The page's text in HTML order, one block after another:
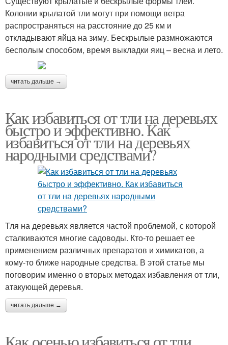
Колонии крылатой тли могут при помощи ветра
распространяться на расстояние до 25 км и
откладывают яйца на зиму. Бескрылые размножаются
бесполым способом, время выкладки яиц – весна и лето.
читать дальше →
Как избавиться от тли на деревьях
быстро и эффективно. Как
избавиться от тли на деревьях
народными средствами?
Тля на деревьях является частой проблемой, с которой
сталкиваются многие садоводы. Кто-то решает ее
применением различных препаратов и химикатов, а
кому-то ближе народные средства. В этой статье мы
поговорим именно о вторых методах избавления от тли,
атакующей деревья.
читать дальше →